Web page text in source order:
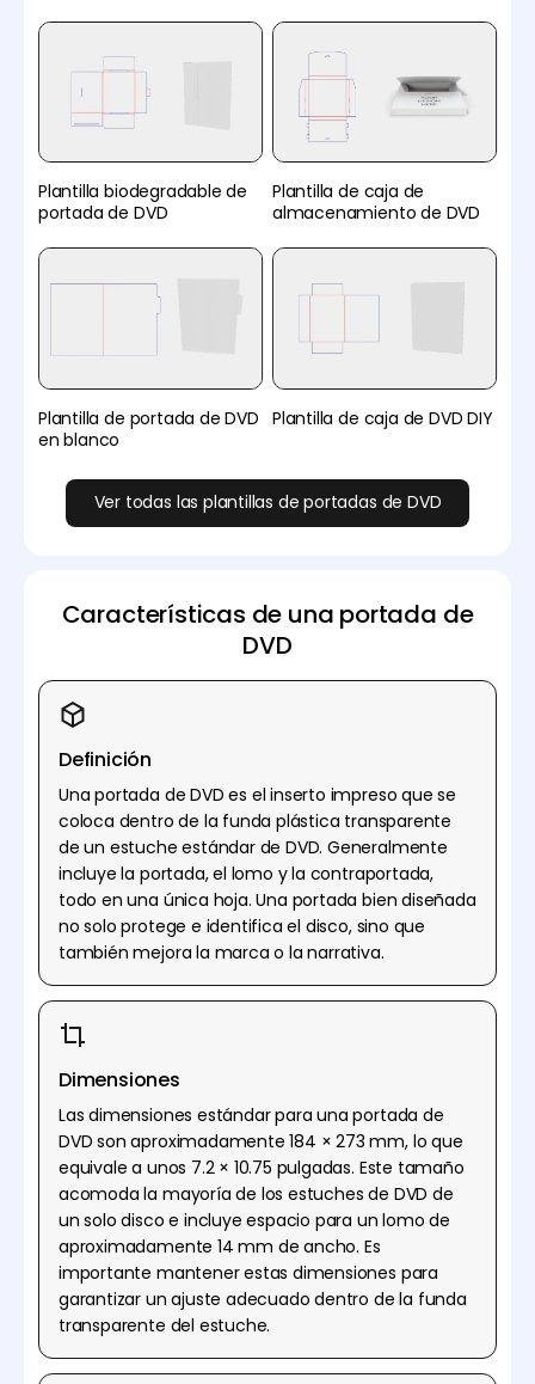
Plantilla biodegradable de
portada de DVD
Plantilla de caja de
almacenamiento de DVD
Plantilla de portada de DVD
en blanco
Plantilla de caja de DVD DIY
Ver todas las plantillas de portadas de DVD
Características de una portada de
DVD
Definición
Una portada de DVD es el inserto impreso que se
coloca dentro de la funda plástica transparente
de un estuche estándar de DVD. Generalmente
incluye la portada, el lomo y la contraportada,
todo en una única hoja. Una portada bien diseñada
no solo protege e identifica el disco, sino que
también mejora la marca o la narrativa.
Dimensiones
Las dimensiones estándar para una portada de
DVD son aproximadamente 184 × 273 mm, lo que
equivale a unos 7.2 × 10.75 pulgadas. Este tamaño
acomoda la mayoría de los estuches de DVD de
un solo disco e incluye espacio para un lomo de
aproximadamente 14 mm de ancho. Es
importante mantener estas dimensiones para
garantizar un ajuste adecuado dentro de la funda
transparente del estuche.